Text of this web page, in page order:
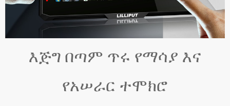
እጅግ በጣም ጥሩ የማሳያ እና
የአሠራር ተሞክሮ